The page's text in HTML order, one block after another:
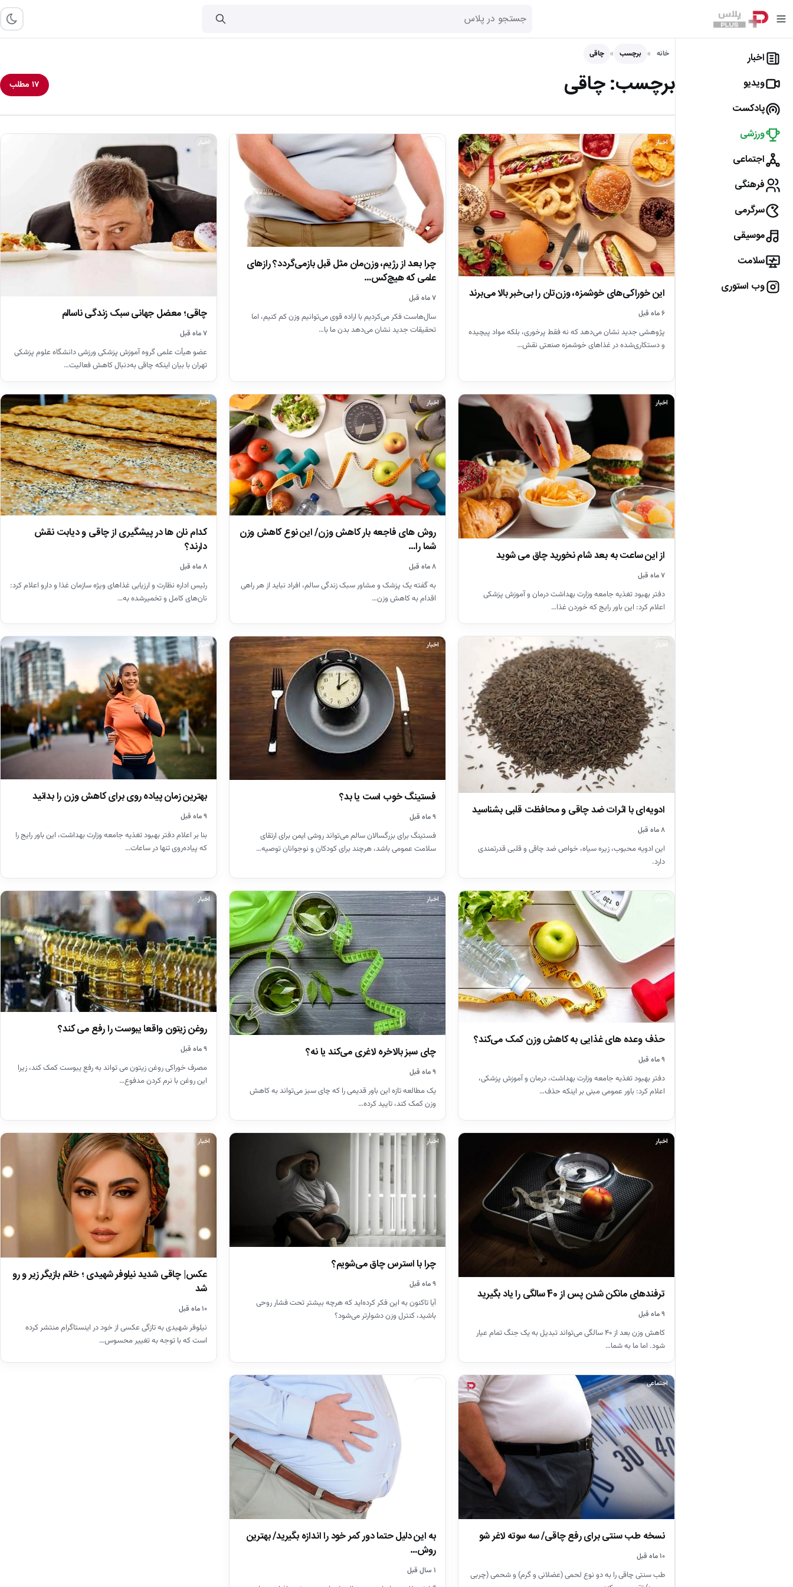
اخبار
ویدیو
پادکست
ورزشی
اجتماعی
فرهنگی
سرگرمی
موسیقی
سلامت
وب استوری
خانه برچسب چاقی
برچسب:چاقی ۱۷ مطلب
اخبار
این خوراکی‌های خوشمزه، وزن‌تان را بی‌خبر بالا می‌برند
۶ ماه قبل
پژوهشی جدید نشان می‌دهد که نه فقط پرخوری، بلکه مواد پیچیده
و دستکاری‌شده در غذاهای خوشمزه صنعتی نقش…
چرا بعد از رژیم، وزن‌مان مثل قبل بازمی‌گردد؟ رازهای
علمی که هیچ‌کس…
۷ ماه قبل
سال‌هاست فکر می‌کردیم با اراده قوی می‌توانیم وزن کم کنیم، اما
تحقیقات جدید نشان می‌دهد بدن ما با…
اخبار
چاقی؛ معضل جهانی سبک زندگی ناسالم
۷ ماه قبل
عضو هیأت علمی گروه آموزش پزشکی ورزشی دانشگاه علوم پزشکی
تهران با بیان اینکه چاقی به‌دنبال کاهش فعالیت…
اخبار
از این ساعت به بعد شام نخورید چاق می شوید
۷ ماه قبل
دفتر بهبود تغذیه جامعه وزارت بهداشت درمان و آموزش پزشکی
اعلام کرد: این باور رایج که خوردن غذا…
اخبار
روش های فاجعه بار کاهش وزن/ این نوع کاهش وزن
شما را…
۸ ماه قبل
به گفته یک پزشک و مشاور سبک زندگی سالم، افراد نباید از هر راهی
اقدام به کاهش وزن…
اخبار
کدام نان ها در پیشگیری از چاقی و دیابت نقش
دارند؟
۸ ماه قبل
رئیس اداره نظارت و ارزیابی غذاهای ویژه سازمان غذا و دارو اعلام کرد:
نان‌های کامل و تخمیرشده به…
اخبار
ادویه‌ای با اثرات ضد چاقی و محافظت قلبی بشناسید
۸ ماه قبل
این ادویه محبوب، زیره سیاه، خواص ضد چاقی و قلبی قدرتمندی
دارد.
اخبار
فستینگ خوب است یا بد؟
۹ ماه قبل
فستینگ برای بزرگسالان سالم می‌تواند روشی ایمن برای ارتقای
سلامت عمومی باشد، هرچند برای کودکان و نوجوانان توصیه…
اخبار
بهترین زمان پیاده روی برای کاهش وزن را بدانید
۹ ماه قبل
بنا بر اعلام دفتر بهبود تغذیه جامعه وزارت بهداشت، این باور رایج را
که پیاده‌روی تنها در ساعات…
حذف وعده های غذایی به کاهش وزن کمک می‌کند؟
۹ ماه قبل
دفتر بهبود تغذیه جامعه وزارت بهداشت، درمان و آموزش پزشکی،
اعلام کرد: باور عمومی مبنی بر اینکه حذف…
اخبار
چای سبز بالاخره لاغری می‌کند یا نه؟
۹ ماه قبل
یک مطالعه‌ تازه این باور قدیمی را که چای سبز می‌تواند به کاهش
وزن کمک کند، تایید کرده…
اخبار
روغن زیتون واقعا یبوست را رفع می کند؟
۹ ماه قبل
مصرف خوراکی روغن زیتون می ‌تواند به رفع یبوست کمک کند، زیرا
این روغن با نرم کردن مدفوع…
اخبار
ترفندهای مانکن شدن پس از 40 سالگی را یاد بگیرید
۹ ماه قبل
کاهش وزن بعد از ۴۰ سالگی می‌تواند تبدیل به یک جنگ تمام عیار
شود. اما ما به شما…
اخبار
چرا با استرس چاق می‌شویم؟
۹ ماه قبل
آیا تاکنون به این فکر کرده‌اید که هرچه بیشتر تحت فشار روحی
باشید، کنترل وزن دشوارتر می‌شود؟
اخبار
عکس| چاقی شدید نیلوفر شهیدی ؛ خانم بازیگر زیر و رو
شد
۱۰ ماه قبل
نیلوفر شهیدی به تازگی عکسی از خود در اینستاگرام منتشر کرده
است که با توجه به تغییر محسوس…
اجتماعی
نسخه طب سنتی برای رفع چاقی/ سه سوته لاغر شو
۱۰ ماه قبل
طب سنتی چاقی را به دو نوع لحمی (عضلانی و گرم) و شحمی (چربی
به این دلیل حتما دور کمر خود را اندازه بگیرید/ بهترین
روش…
۱ سال قبل